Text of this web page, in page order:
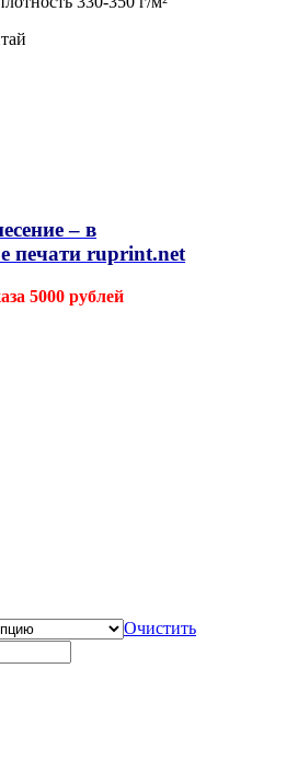
– в
печати ruprint.net
5000 рублей
Очистить